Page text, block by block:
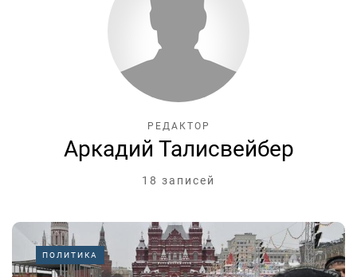
РЕДАКТОР
Аркадий Талисвейбер
18 записей
ПОЛИТИКА